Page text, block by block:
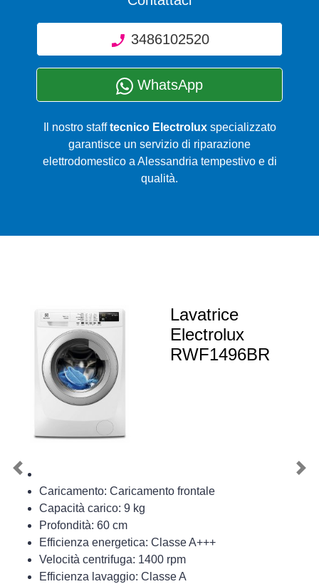
3486102520
WhatsApp
Il nostro stafftecnico Electroluxspecializzato
garantisce un servizio di riparazione
elettrodomestico a Alessandria tempestivo e di
qualità.
Lavatrice
Electrolux
RWF1496BR
Caricamento: Caricamento frontale
Capacità carico: 9 kg
Profondità: 60 cm
Efficienza energetica: Classe A+++
Velocità centrifuga: 1400 rpm
Efficienza lavaggio: Classe A
Previous